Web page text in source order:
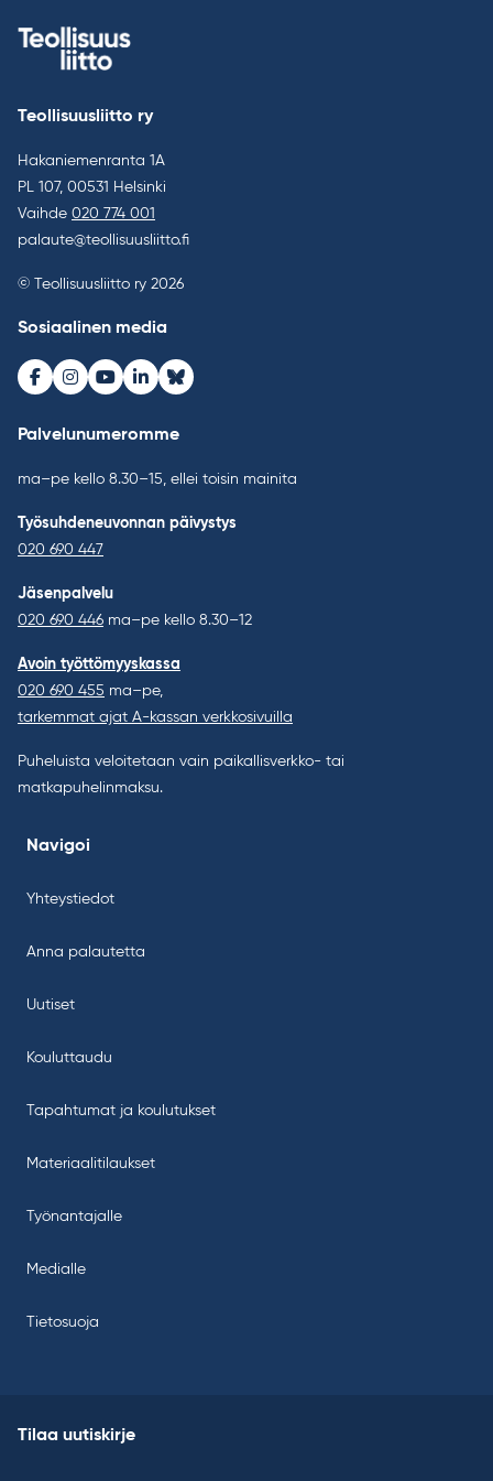
Teollisuusliitto ry
Hakaniemenranta 1A
PL 107, 00531 Helsinki
Vaihde 020 774 001
palaute@teollisuusliitto.fi
© Teollisuusliitto ry 2026
Sosiaalinen media
Facebook
Instagram
Youtube
LinkedInBluesky
Palvelunumeromme
ma–pe kello 8.30–15, ellei toisin mainita
Työsuhdeneuvonnan päivystys
020 690 447
Jäsenpalvelu
020 690 446 ma–pe kello 8.30–12
Avoin työttömyyskassa
020 690 455 ma–pe,
tarkemmat ajat A-kassan verkkosivuilla
Puheluista veloitetaan vain paikallisverkko- tai
matkapuhelinmaksu.
Navigoi
Yhteystiedot
Anna palautetta
Uutiset
Kouluttaudu
Tapahtumat ja koulutukset
Materiaalitilaukset
Työnantajalle
Medialle
Tietosuoja
Tilaa uutiskirje